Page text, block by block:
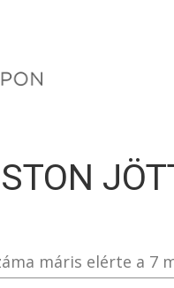
ÉRTÉK
máris elérte a 7